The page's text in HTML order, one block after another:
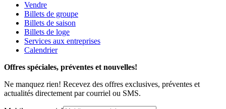
Vendre
Billets de groupe
Billets de saison
Billets de loge
Services aux entreprises
Calendrier
Offres spéciales, préventes et nouvelles!
Ne manquez rien! Recevez des offres exclusives, préventes et
actualités directement par courriel ou SMS.